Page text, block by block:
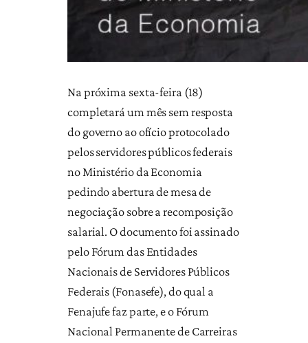
Na próxima sexta-feira (18)
completará um mês sem resposta
do governo ao ofício protocolado
pelos servidores públicos federais
no Ministério da Economia
pedindo abertura de mesa de
negociação sobre a recomposição
salarial. O documento foi assinado
pelo Fórum das Entidades
Nacionais de Servidores Públicos
Federais (Fonasefe), do qual a
Fenajufe faz parte, e o Fórum
Nacional Permanente de Carreiras